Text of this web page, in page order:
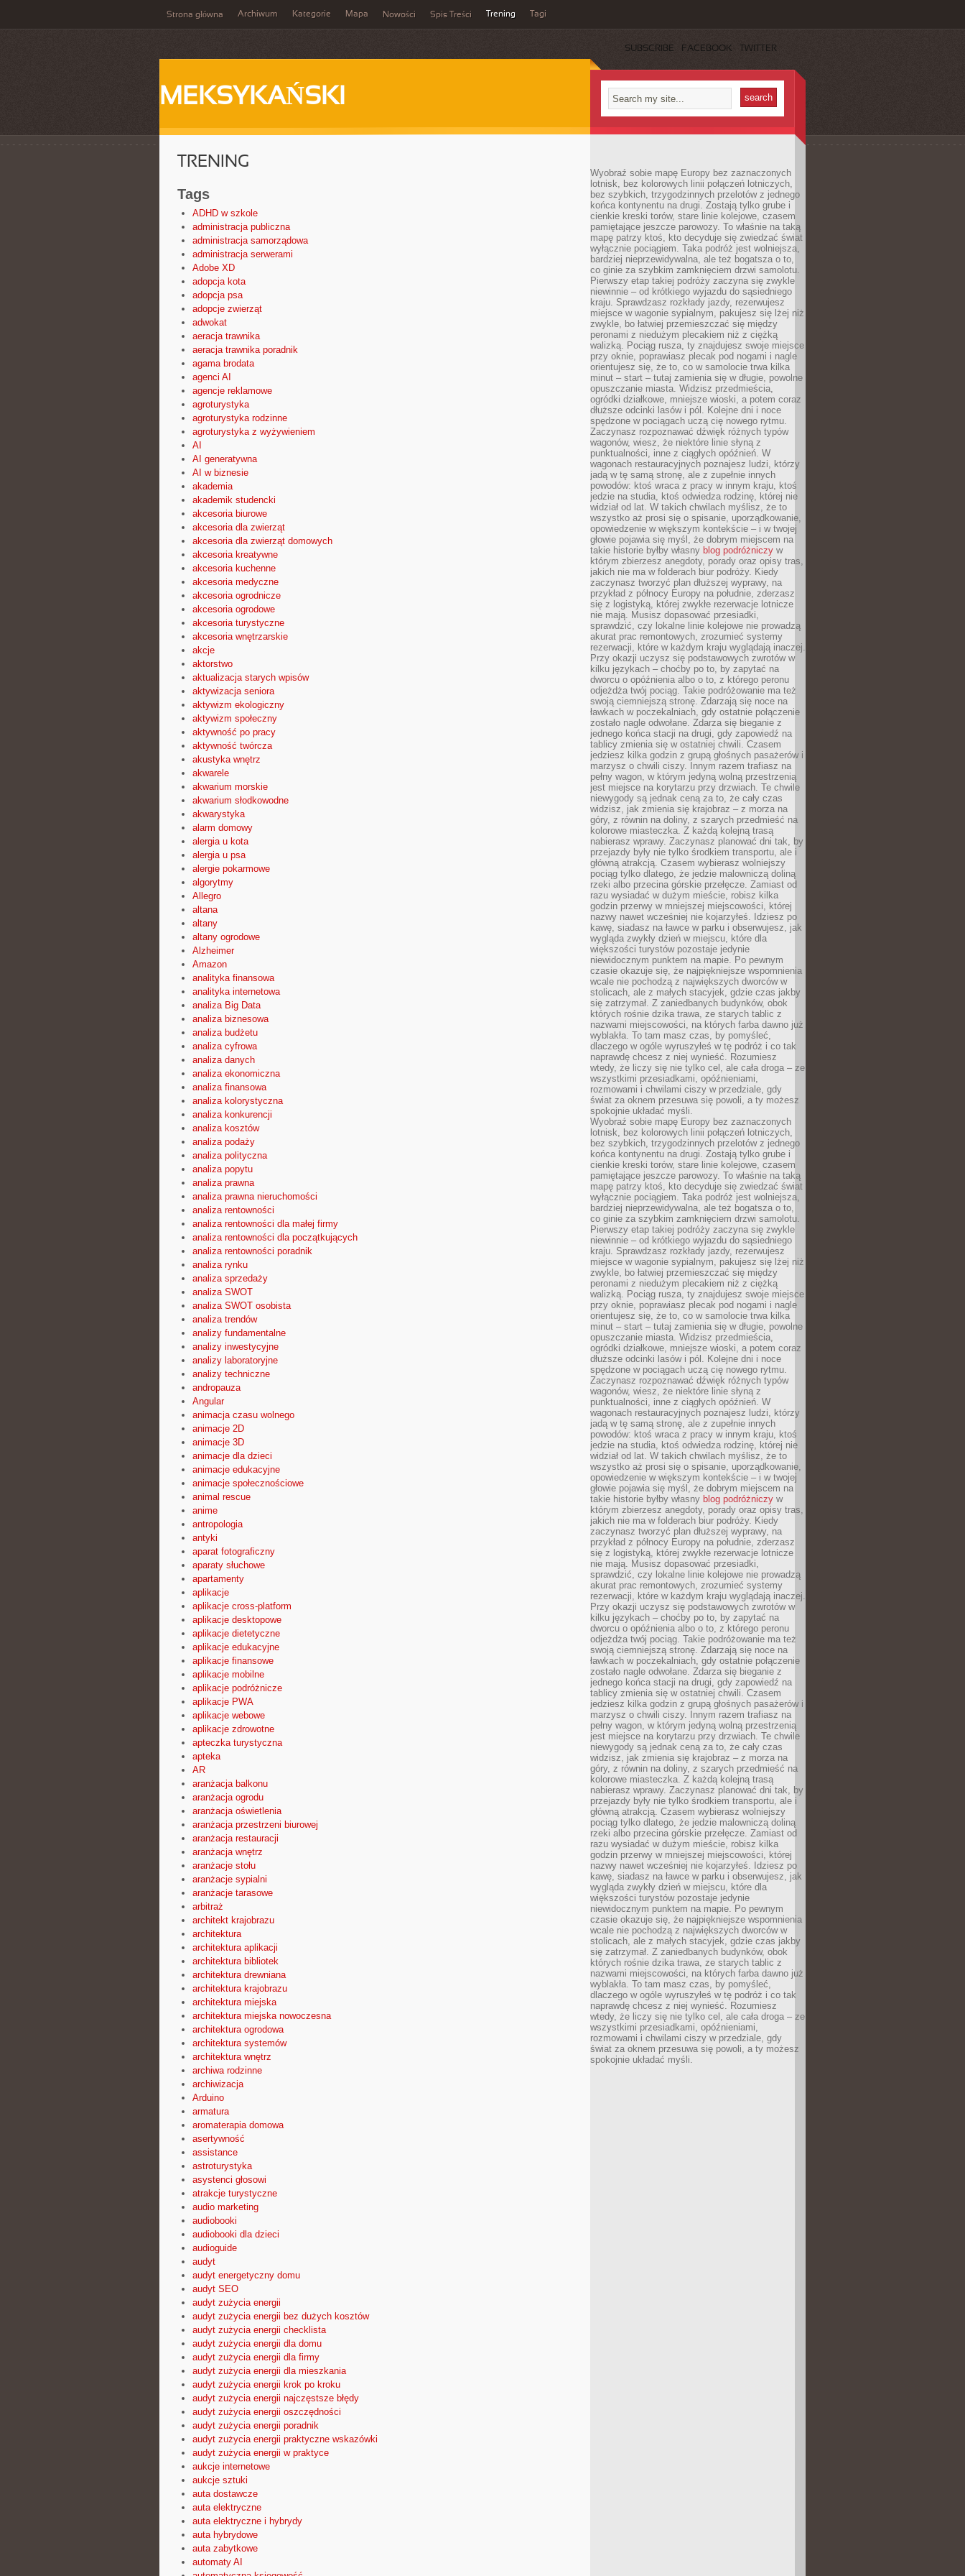
Strona główna Archiwum Kategorie Mapa Nowości Spis Treści Trening Tagi
SUBSCRIBE FACEBOOK TWITTER
MEKSYKAŃSKI
TRENING
Tags
ADHD w szkole
administracja publiczna
administracja samorządowa
administracja serwerami
Adobe XD
adopcja kota
adopcja psa
adopcje zwierząt
adwokat
aeracja trawnika
aeracja trawnika poradnik
agama brodata
agenci AI
agencje reklamowe
agroturystyka
agroturystyka rodzinne
agroturystyka z wyżywieniem
AI
AI generatywna
AI w biznesie
akademia
akademik studencki
akcesoria biurowe
akcesoria dla zwierząt
akcesoria dla zwierząt domowych
akcesoria kreatywne
akcesoria kuchenne
akcesoria medyczne
akcesoria ogrodnicze
akcesoria ogrodowe
akcesoria turystyczne
akcesoria wnętrzarskie
akcje
aktorstwo
aktualizacja starych wpisów
aktywizacja seniora
aktywizm ekologiczny
aktywizm społeczny
aktywność po pracy
aktywność twórcza
akustyka wnętrz
akwarele
akwarium morskie
akwarium słodkowodne
akwarystyka
alarm domowy
alergia u kota
alergia u psa
alergie pokarmowe
algorytmy
Allegro
altana
altany
altany ogrodowe
Alzheimer
Amazon
analityka finansowa
analityka internetowa
analiza Big Data
analiza biznesowa
analiza budżetu
analiza cyfrowa
analiza danych
analiza ekonomiczna
analiza finansowa
analiza kolorystyczna
analiza konkurencji
analiza kosztów
analiza podaży
analiza polityczna
analiza popytu
analiza prawna
analiza prawna nieruchomości
analiza rentowności
analiza rentowności dla małej firmy
analiza rentowności dla początkujących
analiza rentowności poradnik
analiza rynku
analiza sprzedaży
analiza SWOT
analiza SWOT osobista
analiza trendów
analizy fundamentalne
analizy inwestycyjne
analizy laboratoryjne
analizy techniczne
andropauza
Angular
animacja czasu wolnego
animacje 2D
animacje 3D
animacje dla dzieci
animacje edukacyjne
animacje społecznościowe
animal rescue
anime
antropologia
antyki
aparat fotograficzny
aparaty słuchowe
apartamenty
aplikacje
aplikacje cross-platform
aplikacje desktopowe
aplikacje dietetyczne
aplikacje edukacyjne
aplikacje finansowe
aplikacje mobilne
aplikacje podróżnicze
aplikacje PWA
aplikacje webowe
aplikacje zdrowotne
apteczka turystyczna
apteka
AR
aranżacja balkonu
aranżacja ogrodu
aranżacja oświetlenia
aranżacja przestrzeni biurowej
aranżacja restauracji
aranżacja wnętrz
aranżacje stołu
aranżacje sypialni
aranżacje tarasowe
arbitraż
architekt krajobrazu
architektura
architektura aplikacji
architektura bibliotek
architektura drewniana
architektura krajobrazu
architektura miejska
architektura miejska nowoczesna
architektura ogrodowa
architektura systemów
architektura wnętrz
archiwa rodzinne
archiwizacja
Arduino
armatura
aromaterapia domowa
asertywność
assistance
astroturystyka
asystenci głosowi
atrakcje turystyczne
audio marketing
audiobooki
audiobooki dla dzieci
audioguide
audyt
audyt energetyczny domu
audyt SEO
audyt zużycia energii
audyt zużycia energii bez dużych kosztów
audyt zużycia energii checklista
audyt zużycia energii dla domu
audyt zużycia energii dla firmy
audyt zużycia energii dla mieszkania
audyt zużycia energii krok po kroku
audyt zużycia energii najczęstsze błędy
audyt zużycia energii oszczędności
audyt zużycia energii poradnik
audyt zużycia energii praktyczne wskazówki
audyt zużycia energii w praktyce
aukcje internetowe
aukcje sztuki
auta dostawcze
auta elektryczne
auta elektryczne i hybrydy
auta hybrydowe
auta zabytkowe
automaty AI
Wyobraź sobie mapę Europy bez zaznaczonych
lotnisk, bez kolorowych linii połączeń lotniczych,
bez szybkich, trzygodzinnych przelotów z jednego
końca kontynentu na drugi. Zostają tylko grube i
cienkie kreski torów, stare linie kolejowe, czasem
pamiętające jeszcze parowozy. To właśnie na taką
mapę patrzy ktoś, kto decyduje się zwiedzać świat
wyłącznie pociągiem. Taka podróż jest wolniejsza,
bardziej nieprzewidywalna, ale też bogatsza o to,
co ginie za szybkim zamknięciem drzwi samolotu.
Pierwszy etap takiej podróży zaczyna się zwykle
niewinnie – od krótkiego wyjazdu do sąsiedniego
kraju. Sprawdzasz rozkłady jazdy, rezerwujesz
miejsce w wagonie sypialnym, pakujesz się lżej niż
zwykle, bo łatwiej przemieszczać się między
peronami z niedużym plecakiem niż z ciężką
walizką. Pociąg rusza, ty znajdujesz swoje miejsce
przy oknie, poprawiasz plecak pod nogami i nagle
orientujesz się, że to, co w samolocie trwa kilka
minut – start – tutaj zamienia się w długie, powolne
opuszczanie miasta. Widzisz przedmieścia,
ogródki działkowe, mniejsze wioski, a potem coraz
dłuższe odcinki lasów i pól. Kolejne dni i noce
spędzone w pociągach uczą cię nowego rytmu.
Zaczynasz rozpoznawać dźwięk różnych typów
wagonów, wiesz, że niektóre linie słyną z
punktualności, inne z ciągłych opóźnień. W
wagonach restauracyjnych poznajesz ludzi, którzy
jadą w tę samą stronę, ale z zupełnie innych
powodów: ktoś wraca z pracy w innym kraju, ktoś
jedzie na studia, ktoś odwiedza rodzinę, której nie
widział od lat. W takich chwilach myślisz, że to
wszystko aż prosi się o spisanie, uporządkowanie,
opowiedzenie w większym kontekście – i w twojej
głowie pojawia się myśl, że dobrym miejscem na
takie historie byłby własny blog podróżniczy w
którym zbierzesz anegdoty, porady oraz opisy tras,
jakich nie ma w folderach biur podróży. Kiedy
zaczynasz tworzyć plan dłuższej wyprawy, na
przykład z północy Europy na południe, zderzasz
się z logistyką, której zwykłe rezerwacje lotnicze
nie mają. Musisz dopasować przesiadki,
sprawdzić, czy lokalne linie kolejowe nie prowadzą
akurat prac remontowych, zrozumieć systemy
rezerwacji, które w każdym kraju wyglądają inaczej.
Przy okazji uczysz się podstawowych zwrotów w
kilku językach – choćby po to, by zapytać na
dworcu o opóźnienia albo o to, z którego peronu
odjeżdża twój pociąg. Takie podróżowanie ma też
swoją ciemniejszą stronę. Zdarzają się noce na
ławkach w poczekalniach, gdy ostatnie połączenie
zostało nagle odwołane. Zdarza się bieganie z
jednego końca stacji na drugi, gdy zapowiedź na
tablicy zmienia się w ostatniej chwili. Czasem
jedziesz kilka godzin z grupą głośnych pasażerów i
marzysz o chwili ciszy. Innym razem trafiasz na
pełny wagon, w którym jedyną wolną przestrzenią
jest miejsce na korytarzu przy drzwiach. Te chwile
niewygody są jednak ceną za to, że cały czas
widzisz, jak zmienia się krajobraz – z morza na
góry, z równin na doliny, z szarych przedmieść na
kolorowe miasteczka. Z każdą kolejną trasą
nabierasz wprawy. Zaczynasz planować dni tak, by
przejazdy były nie tylko środkiem transportu, ale i
główną atrakcją. Czasem wybierasz wolniejszy
pociąg tylko dlatego, że jedzie malowniczą doliną
rzeki albo przecina górskie przełęcze. Zamiast od
razu wysiadać w dużym mieście, robisz kilka
godzin przerwy w mniejszej miejscowości, której
nazwy nawet wcześniej nie kojarzyłeś. Idziesz po
kawę, siadasz na ławce w parku i obserwujesz, jak
wygląda zwykły dzień w miejscu, które dla
większości turystów pozostaje jedynie
niewidocznym punktem na mapie. Po pewnym
czasie okazuje się, że najpiękniejsze wspomnienia
wcale nie pochodzą z największych dworców w
stolicach, ale z małych stacyjek, gdzie czas jakby
się zatrzymał. Z zaniedbanych budynków, obok
których rośnie dzika trawa, ze starych tablic z
nazwami miejscowości, na których farba dawno już
wyblakła. To tam masz czas, by pomyśleć,
dlaczego w ogóle wyruszyłeś w tę podróż i co tak
naprawdę chcesz z niej wynieść. Rozumiesz
wtedy, że liczy się nie tylko cel, ale cała droga – ze
wszystkimi przesiadkami, opóźnieniami,
rozmowami i chwilami ciszy w przedziale, gdy
świat za oknem przesuwa się powoli, a ty możesz
spokojnie układać myśli.
Wyobraź sobie mapę Europy bez zaznaczonych
lotnisk, bez kolorowych linii połączeń lotniczych,
bez szybkich, trzygodzinnych przelotów z jednego
końca kontynentu na drugi. Zostają tylko grube i
cienkie kreski torów, stare linie kolejowe, czasem
pamiętające jeszcze parowozy. To właśnie na taką
mapę patrzy ktoś, kto decyduje się zwiedzać świat
wyłącznie pociągiem. Taka podróż jest wolniejsza,
bardziej nieprzewidywalna, ale też bogatsza o to,
co ginie za szybkim zamknięciem drzwi samolotu.
Pierwszy etap takiej podróży zaczyna się zwykle
niewinnie – od krótkiego wyjazdu do sąsiedniego
kraju. Sprawdzasz rozkłady jazdy, rezerwujesz
miejsce w wagonie sypialnym, pakujesz się lżej niż
zwykle, bo łatwiej przemieszczać się między
peronami z niedużym plecakiem niż z ciężką
walizką. Pociąg rusza, ty znajdujesz swoje miejsce
przy oknie, poprawiasz plecak pod nogami i nagle
orientujesz się, że to, co w samolocie trwa kilka
minut – start – tutaj zamienia się w długie, powolne
opuszczanie miasta. Widzisz przedmieścia,
ogródki działkowe, mniejsze wioski, a potem coraz
dłuższe odcinki lasów i pól. Kolejne dni i noce
spędzone w pociągach uczą cię nowego rytmu.
Zaczynasz rozpoznawać dźwięk różnych typów
wagonów, wiesz, że niektóre linie słyną z
punktualności, inne z ciągłych opóźnień. W
wagonach restauracyjnych poznajesz ludzi, którzy
jadą w tę samą stronę, ale z zupełnie innych
powodów: ktoś wraca z pracy w innym kraju, ktoś
jedzie na studia, ktoś odwiedza rodzinę, której nie
widział od lat. W takich chwilach myślisz, że to
wszystko aż prosi się o spisanie, uporządkowanie,
opowiedzenie w większym kontekście – i w twojej
głowie pojawia się myśl, że dobrym miejscem na
takie historie byłby własny blog podróżniczy w
którym zbierzesz anegdoty, porady oraz opisy tras,
jakich nie ma w folderach biur podróży. Kiedy
zaczynasz tworzyć plan dłuższej wyprawy, na
przykład z północy Europy na południe, zderzasz
się z logistyką, której zwykłe rezerwacje lotnicze
nie mają. Musisz dopasować przesiadki,
sprawdzić, czy lokalne linie kolejowe nie prowadzą
akurat prac remontowych, zrozumieć systemy
rezerwacji, które w każdym kraju wyglądają inaczej.
Przy okazji uczysz się podstawowych zwrotów w
kilku językach – choćby po to, by zapytać na
dworcu o opóźnienia albo o to, z którego peronu
odjeżdża twój pociąg. Takie podróżowanie ma też
swoją ciemniejszą stronę. Zdarzają się noce na
ławkach w poczekalniach, gdy ostatnie połączenie
zostało nagle odwołane. Zdarza się bieganie z
jednego końca stacji na drugi, gdy zapowiedź na
tablicy zmienia się w ostatniej chwili. Czasem
jedziesz kilka godzin z grupą głośnych pasażerów i
marzysz o chwili ciszy. Innym razem trafiasz na
pełny wagon, w którym jedyną wolną przestrzenią
jest miejsce na korytarzu przy drzwiach. Te chwile
niewygody są jednak ceną za to, że cały czas
widzisz, jak zmienia się krajobraz – z morza na
góry, z równin na doliny, z szarych przedmieść na
kolorowe miasteczka. Z każdą kolejną trasą
nabierasz wprawy. Zaczynasz planować dni tak, by
przejazdy były nie tylko środkiem transportu, ale i
główną atrakcją. Czasem wybierasz wolniejszy
pociąg tylko dlatego, że jedzie malowniczą doliną
rzeki albo przecina górskie przełęcze. Zamiast od
razu wysiadać w dużym mieście, robisz kilka
godzin przerwy w mniejszej miejscowości, której
nazwy nawet wcześniej nie kojarzyłeś. Idziesz po
kawę, siadasz na ławce w parku i obserwujesz, jak
wygląda zwykły dzień w miejscu, które dla
większości turystów pozostaje jedynie
niewidocznym punktem na mapie. Po pewnym
czasie okazuje się, że najpiękniejsze wspomnienia
wcale nie pochodzą z największych dworców w
stolicach, ale z małych stacyjek, gdzie czas jakby
się zatrzymał. Z zaniedbanych budynków, obok
których rośnie dzika trawa, ze starych tablic z
nazwami miejscowości, na których farba dawno już
wyblakła. To tam masz czas, by pomyśleć,
dlaczego w ogóle wyruszyłeś w tę podróż i co tak
naprawdę chcesz z niej wynieść. Rozumiesz
wtedy, że liczy się nie tylko cel, ale cała droga – ze
wszystkimi przesiadkami, opóźnieniami,
rozmowami i chwilami ciszy w przedziale, gdy
świat za oknem przesuwa się powoli, a ty możesz
spokojnie układać myśli.